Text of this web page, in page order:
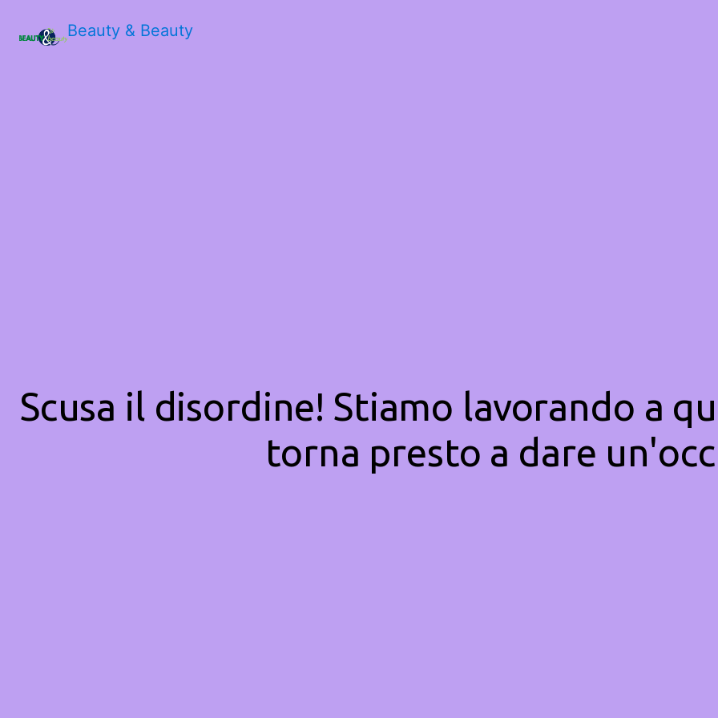
Beauty & Beauty
Scusa il disordine! Stiamo lavorando a
torna presto a dare